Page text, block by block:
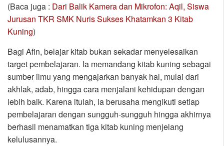
(Baca juga : Dari Balik Kamera dan Mikrofon: Aqil, Siswa
Jurusan TKR SMK Nuris Sukses Khatamkan 3 Kitab
Kuning)
Bagi Afin, belajar kitab bukan sekadar menyelesaikan
target pembelajaran. Ia memandang kitab kuning sebagai
sumber ilmu yang mengajarkan banyak hal, mulai dari
akhlak, adab, hingga cara menjalani kehidupan dengan
lebih baik. Karena itulah, ia berusaha mengikuti setiap
pembelajaran dengan sungguh-sungguh hingga akhirnya
berhasil menamatkan tiga kitab kuning menjelang
kelulusannya.